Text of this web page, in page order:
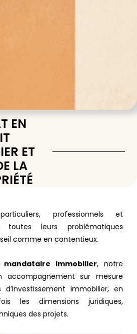
EN
ET
LA
professionnels et
toutes leurs problématiques
comme en contentieux.
mandataire immobilier, notre
accompagnement sur mesure
immobilier, en
les dimensions juridiques,
des projets.